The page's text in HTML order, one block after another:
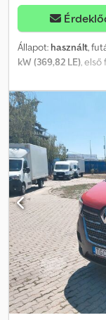
Állapot: használt,
kW (369,82 LE), első
3 tengely, szín:fehér
4 850 mm
mm, Gyártási év:
stabilitásprogram
KERAX 370 DCI
BALESETMENTES
KÖZPONTI ZÁR *
* SZERVOKORMÁNY
MAGASSÁGA A
TENGELYTÁV: 460 /
RUGÓS DARU: HMF
olasz SEBASTIAN –
Afvsa LASZLO –
exporttal
szükséges